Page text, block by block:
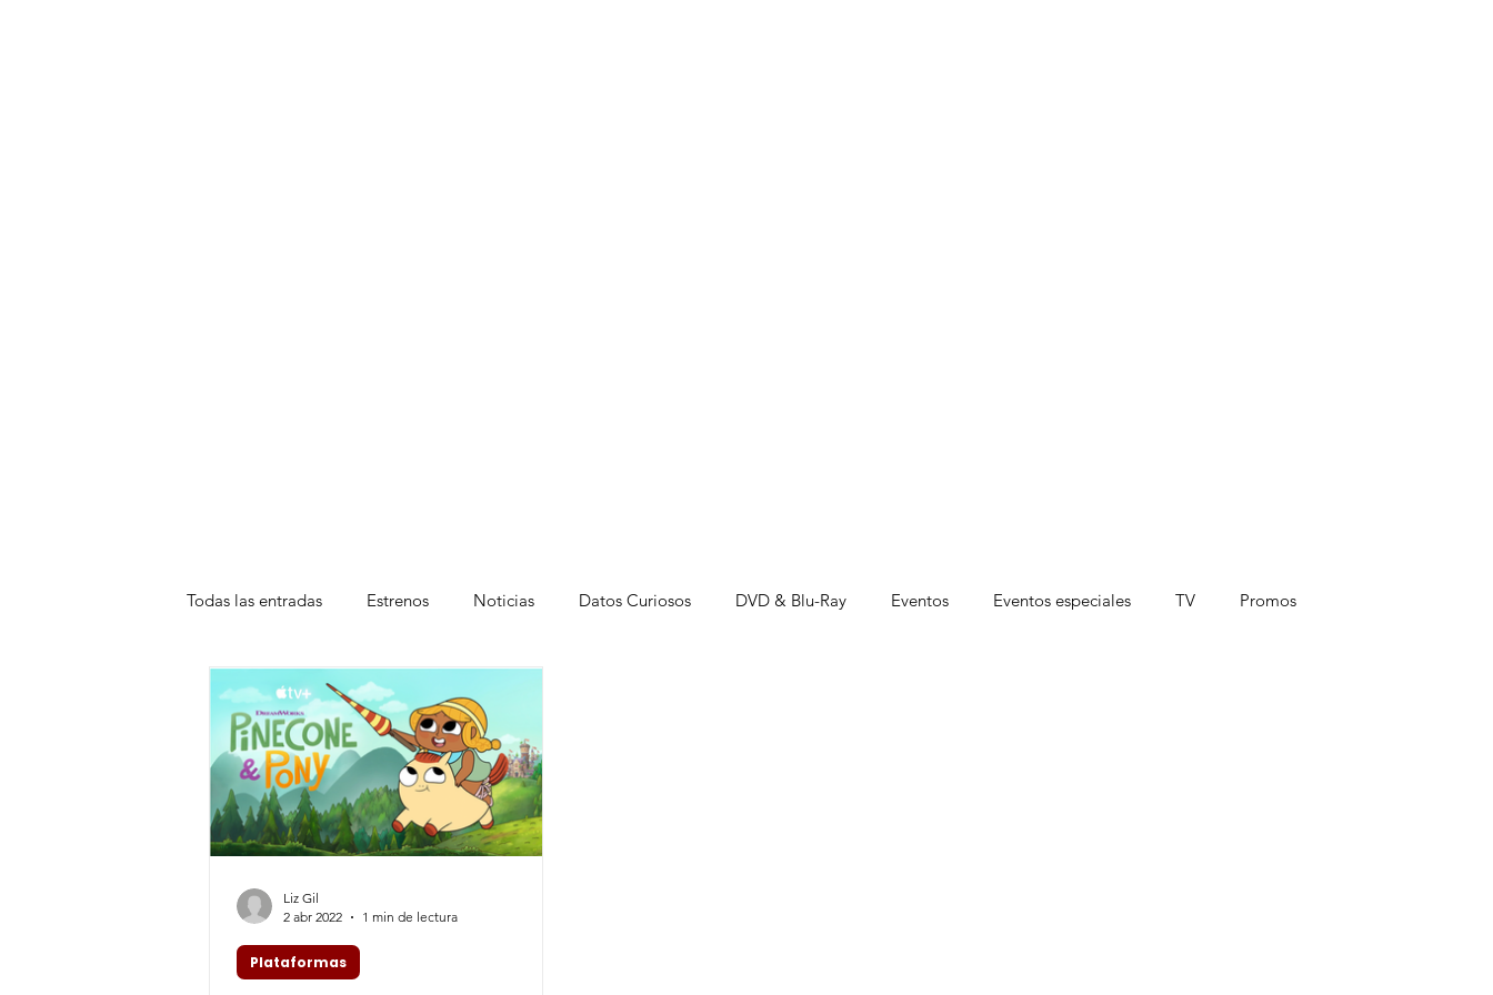
Todas las entradas Estrenos Noticias Datos Curiosos DVD & Blu-Ray Eventos Eventos especiales TV Promos
Teatro Plataformas
Plataformas
Liz Gil
2 abr 2022
1 min de lectura